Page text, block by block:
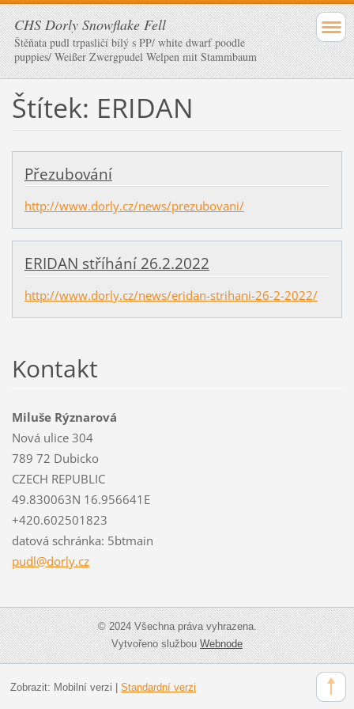
CHS Dorly Snowflake Fell
Štěňata pudl trpasličí bílý s PP/ white dwarf poodle
puppies/ Weißer Zwergpudel Welpen mit Stammbaum
Štítek: ERIDAN
Přezubování
http://www.dorly.cz/news/prezubovani/
ERIDAN stříhání 26.2.2022
http://www.dorly.cz/news/eridan-strihani-26-2-2022/
Kontakt
Miluše Rýznarová
Nová ulice 304
789 72 Dubicko
CZECH REPUBLIC
49.830063N 16.956641E
+420.602501823
datová schránka: 5btmain
pudl@dorly.cz
© 2024 Všechna práva vyhrazena.
Vytvořeno službouWebnode
Zobrazit: Mobilní verzi Standardní verzi